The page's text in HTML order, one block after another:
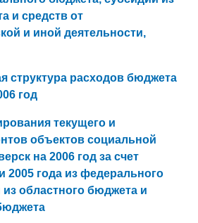
и средств от
и иной деятельности,
структура расходов бюджета
год
текущего и
объектов социальной
на 2006 год за счет
2005 года из федерального
областного бюджета и